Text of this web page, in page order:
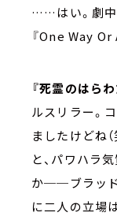
……はい。劇中
『One Way
『死霊のはら
ルスリラー。
ましたけどね
と、パワハラ
か──ブラッド
に二人の立場